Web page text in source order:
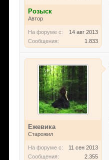
Розыск
Автор
На форуме с:
14 авг 2013
Сообщения:
1.833
Ежевика
Старожил
На форуме с:
11 сен 2013
Сообщения:
2.355